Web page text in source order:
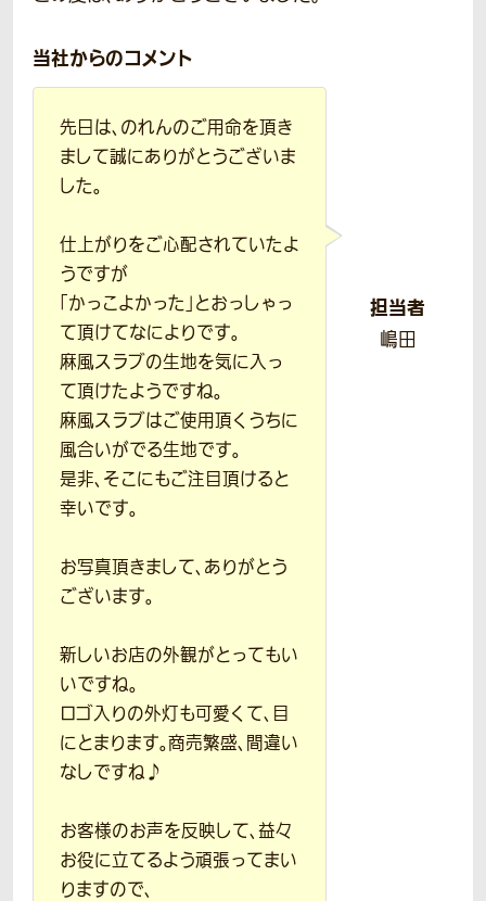
当社からのコメント
先日は、のれんのご用命を頂き
まして誠にありがとうございま
した。
仕上がりをご心配されていたよ
うですが
「かっこよかった」とおっしゃっ
て頂けてなによりです。
麻風スラブの生地を気に入っ
て頂けたようですね。
麻風スラブはご使用頂くうちに
風合いがでる生地です。
是非、そこにもご注目頂けると
幸いです。
お写真頂きまして、ありがとう
ございます。
新しいお店の外観がとってもい
いですね。
ロゴ入りの外灯も可愛くて、目
にとまります。商売繁盛、間違い
なしですね♪
お客様のお声を反映して、益々
お役に立てるよう頑張ってまい
りますので、
担当者
嶋田